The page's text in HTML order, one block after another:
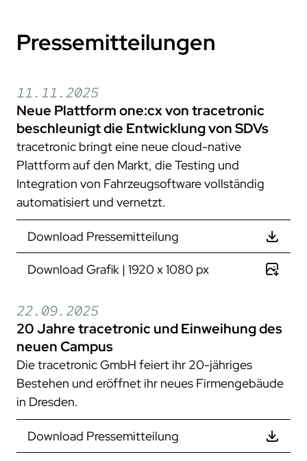
Pressemitteilungen
11.11.2025
Neue Plattform one:cx von tracetronic
beschleunigt die Entwicklung von SDVs
tracetronic bringt eine neue cloud-native
Plattform auf den Markt, die Testing und
Integration von Fahrzeugsoftware vollständig
automatisiert und vernetzt.
Download Pressemitteilung
Download Grafik | 1920 x 1080 px
22.09.2025
20 Jahre tracetronic und Einweihung des
neuen Campus
Die tracetronic GmbH feiert ihr 20-jähriges
Bestehen und eröffnet ihr neues Firmengebäude
in Dresden.
Download Pressemitteilung